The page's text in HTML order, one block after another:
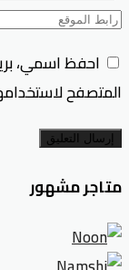
احفظ اسمي،
المتصفح
إرسال التعليق
متاجر مشهور